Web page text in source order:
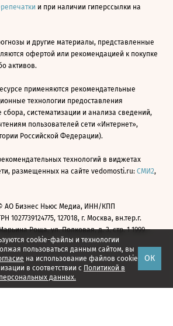
cookie-файлы и технологии
пользоваться данным сайтом, вы
на использование файлов cookie
в соответствии с Политикой в
данных.
ОК
и при наличии гиперссылки на
и другие материалы, представленные
офертой или рекомендацией к покупке
активов.
применяются рекомендательные
технологии предоставления
систематизации и анализа сведений,
пользователей сети «Интернет»,
Российской Федерации).
технологий в виджетах
размещенных на сайте vedomosti.ru: СМИ2,
АО Бизнес Ньюс Медиа, ИНН/КПП
1027739124775, 127018, г. Москва, вн.тер.г.
Роща, ул. Полковая, д. 3, стр. 1 1999—